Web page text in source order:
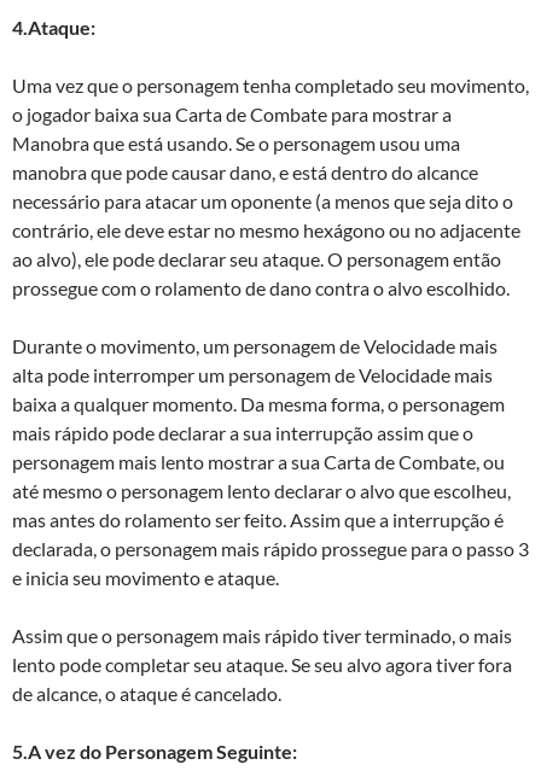
4.Ataque:
Uma vez que o personagem tenha completado seu movimento,
o jogador baixa sua Carta de Combate para mostrar a
Manobra que está usando. Se o personagem usou uma
manobra que pode causar dano, e está dentro do alcance
necessário para atacar um oponente (a menos que seja dito o
contrário, ele deve estar no mesmo hexágono ou no adjacente
ao alvo), ele pode declarar seu ataque. O personagem então
prossegue com o rolamento de dano contra o alvo escolhido.
Durante o movimento, um personagem de Velocidade mais
alta pode interromper um personagem de Velocidade mais
baixa a qualquer momento. Da mesma forma, o personagem
mais rápido pode declarar a sua interrupção assim que o
personagem mais lento mostrar a sua Carta de Combate, ou
até mesmo o personagem lento declarar o alvo que escolheu,
mas antes do rolamento ser feito. Assim que a interrupção é
declarada, o personagem mais rápido prossegue para o passo 3
e inicia seu movimento e ataque.
Assim que o personagem mais rápido tiver terminado, o mais
lento pode completar seu ataque. Se seu alvo agora tiver fora
de alcance, o ataque é cancelado.
5.A vez do Personagem Seguinte: